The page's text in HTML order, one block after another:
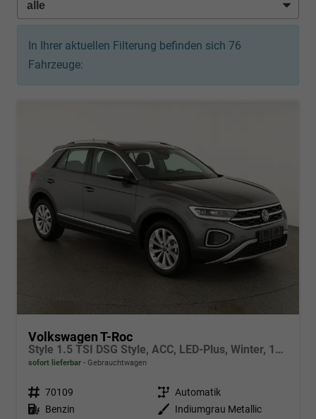
In Ihrer aktuellen Filterung befinden sich 76
Fahrzeuge:
Volkswagen T-Roc
Style 1.5 TSI DSG Style, ACC, LED-Plus, Winter, 17-Zoll
sofort lieferbar Gebrauchtwagen
Fahrzeugnr. 70109 Getriebe Automatik
Kraftstoff Benzin Außenfarbe
Indiumgrau Metallic